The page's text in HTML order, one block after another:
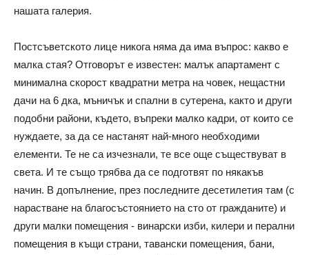
нашата галерия.
Постсъветското лице никога няма да има въпрос: какво е
малка стая? Отговорът е известен: малък апартамент с
минимална скорост квадратни метра на човек, нещастни
дачи на 6 дка, мъничък и спални в сутерена, както и други
подобни райони, където, въпреки малко кадри, от които се
нуждаете, за да се настанят най-много необходими
елементи. Те не са изчезнали, те все още съществуват в
света. И те също трябва да се подготвят по някакъв
начин. В допълнение, през последните десетилетия там (с
нарастване на благосъстоянието на сто от гражданите) и
други малки помещения - винарски изби, килери и перални
помещения в къщи страни, тавански помещения, бани,